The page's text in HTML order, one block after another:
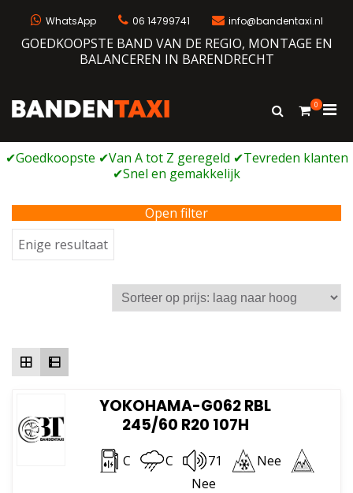
WhatsApp 06 14799741 info@bandentaxi.nl
GOEDKOOPSTE BAND VAN DE REGIO, MONTAGE EN
BALANCEREN IN BARENDRECHT
Bandengarage met eigen webshop
Toon
0
voor
Open filter
Enige resultaat
YOKOHAMA-G062 RBL
245/60 R20 107H
C C 71
Nee
Nee